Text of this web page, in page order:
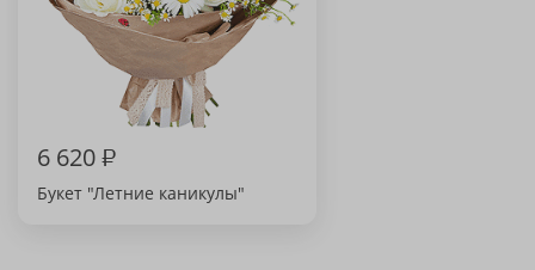
6 620₽
Букет "Летние каникулы"